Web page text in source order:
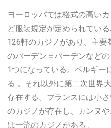
ヨーロッパでは格式の高い
ど服装規定が定められてい
126軒のカジノがあり、主要
のバーデン＝バーデンなど
1つになっている。ベルギー
る 。それ以外に第二次世界
存在する。フランスには小
のカジノが存在し、カンヌ
は一流のカジノがある 。